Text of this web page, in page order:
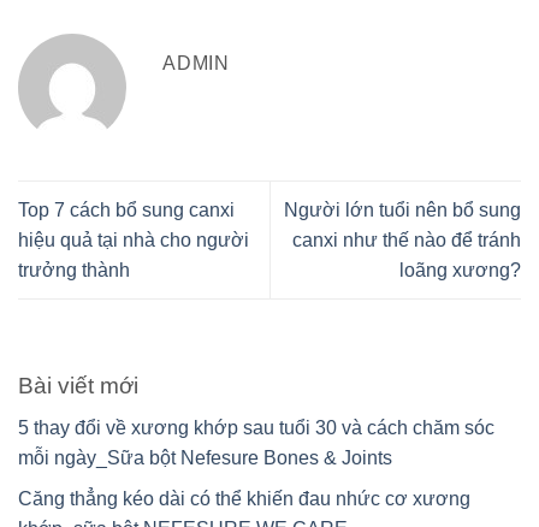
ADMIN
Top 7 cách bổ sung canxi
hiệu quả tại nhà cho người
trưởng thành
Người lớn tuổi nên bổ sung
canxi như thế nào để tránh
loãng xương?
Bài viết mới
5 thay đổi về xương khớp sau tuổi 30 và cách chăm sóc
mỗi ngày_Sữa bột Nefesure Bones & Joints
Căng thẳng kéo dài có thể khiến đau nhức cơ xương